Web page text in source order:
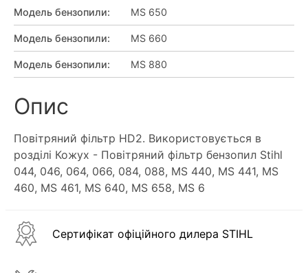
Модель бензопили: MS 650
Модель бензопили: MS 660
Модель бензопили: MS 880
Опис
Повітряний фільтр HD2. Використовується в
розділі Кожух - Повітряний фільтр бензопил Stihl
044, 046, 064, 066, 084, 088, MS 440, MS 441, MS
460, MS 461, MS 640, MS 658, MS 6
Сертифікат офіційного дилера STIHL